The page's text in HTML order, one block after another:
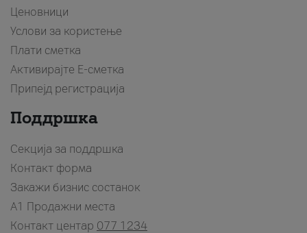
Ценовници
Услови за користење
Плати сметка
Активирајте Е-сметка
Припејд регистрација
Поддршка
Секција за поддршка
Контакт форма
Закажи бизнис состанок
A1 Продажни места
Контакт центар 077 1234